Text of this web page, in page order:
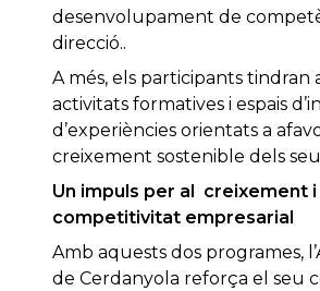
desenvolupament de
direcció..
A més, els participants tindran
activitats formatives i espais
d’experiències orientats a
creixement sostenible dels
Un impuls per al creixement i
competitivitat empresarial
Amb aquests dos programes,
de Cerdanyola reforça el seu